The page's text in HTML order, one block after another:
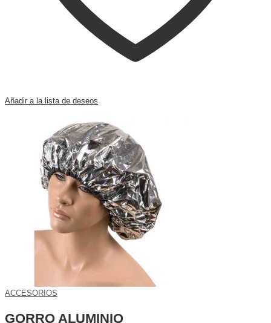
Añadir a la lista de deseos
ACCESORIOS
GORRO ALUMINIO